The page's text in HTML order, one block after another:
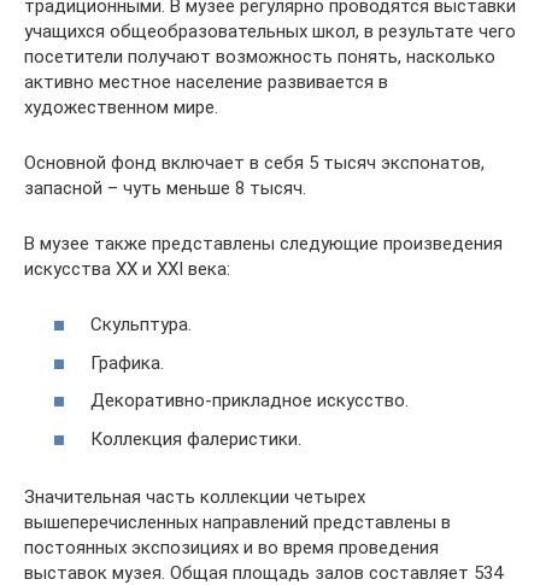
традиционными. В музее регулярно проводятся выставки
учащихся общеобразовательных школ, в результате чего
посетители получают возможность понять, насколько
активно местное население развивается в
художественном мире.
Основной фонд включает в себя 5 тысяч экспонатов,
запасной – чуть меньше 8 тысяч.
В музее также представлены следующие произведения
искусства XX и XXI века:
Скульптура.
Графика.
Декоративно-прикладное искусство.
Коллекция фалеристики.
Значительная часть коллекции четырех
вышеперечисленных направлений представлены в
постоянных экспозициях и во время проведения
выставок музея. Общая площадь залов составляет 534